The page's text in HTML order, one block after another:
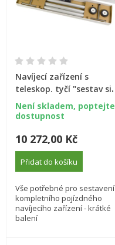
Navíjecí zařízení s
teleskop. tyčí "sestav si
sám", pojízdné, 3,7–4,6m
Není skladem, poptejte
dostupnost
10 272,00 Kč
Přidat do košíku
Vše potřebné pro sestavení
kompletního pojízdného
navíjecího zařízení - krátké
balení